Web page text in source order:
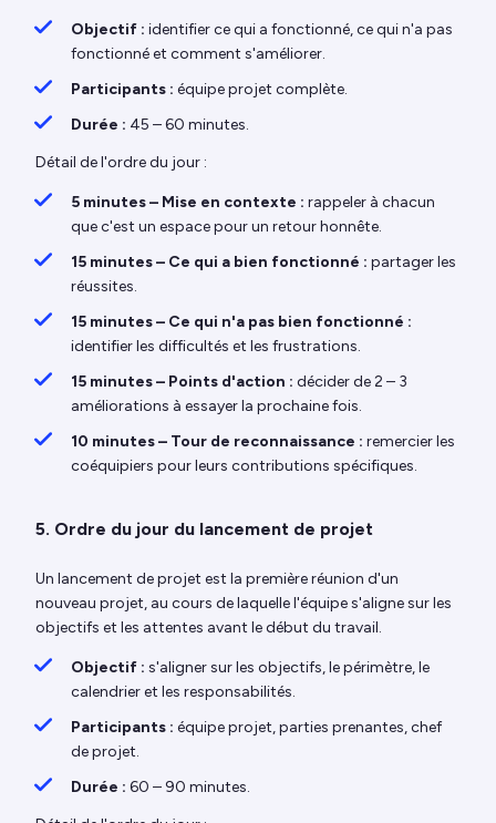
Objectif : identifier ce qui a fonctionné, ce qui n'a pas
fonctionné et comment s'améliorer.
Participants : équipe projet complète.
Durée : 45 – 60 minutes.
Détail de l'ordre du jour :
5 minutes – Mise en contexte : rappeler à chacun
que c'est un espace pour un retour honnête.
15 minutes – Ce qui a bien fonctionné : partager les
réussites.
15 minutes – Ce qui n'a pas bien fonctionné :
identifier les difficultés et les frustrations.
15 minutes – Points d'action : décider de 2 – 3
améliorations à essayer la prochaine fois.
10 minutes – Tour de reconnaissance : remercier les
coéquipiers pour leurs contributions spécifiques.
5. Ordre du jour du lancement de projet
Un lancement de projet est la première réunion d'un
nouveau projet, au cours de laquelle l'équipe s'aligne sur les
objectifs et les attentes avant le début du travail.
Objectif : s'aligner sur les objectifs, le périmètre, le
calendrier et les responsabilités.
Participants : équipe projet, parties prenantes, chef
de projet.
Durée : 60 – 90 minutes.